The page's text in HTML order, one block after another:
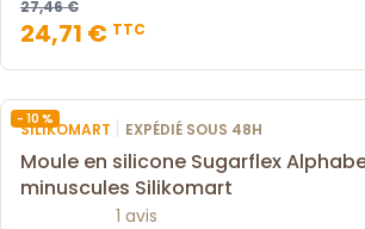
27,46 €
24,71 € TTC
- 10 %
SILIKOMART | EXPÉDIÉ SOUS 48H
Moule en silicone Sugarflex
minuscules Silikomart
1 avis